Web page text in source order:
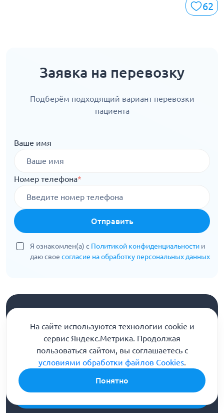
62
Заявка на перевозку
Подберём подходящий вариант перевозки
пациента
Ваше имя
Номер телефона*
Отправить
Я ознакомлен(а) с Политикой конфиденциальности и
даю свое согласие на обработку персональных данных
Информационная служба
8 (800) 301-90-04
Горячая линия помощи и консультации
Напишите нам
На сайте используются технологии cookie и
сервис Яндекс.Метрика. Продолжая
пользоваться сайтом, вы соглашаетесь с
условиями обработки файлов Cookies.
Понятно